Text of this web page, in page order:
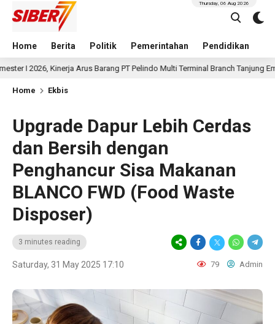
Home Berita Politik Pemerintahan Pendidikan
Thursday, 06 Aug 2026
Kinerja Arus Barang PT Pelindo Multi Terminal Branch Tanjung Emas
Home Ekbis
Upgrade Dapur Lebih Cerdas
dan Bersih dengan
Penghancur Sisa Makanan
BLANCO FWD (Food Waste
Disposer)
3 minutes reading
Saturday, 31 May 2025 17:10 79 Admin